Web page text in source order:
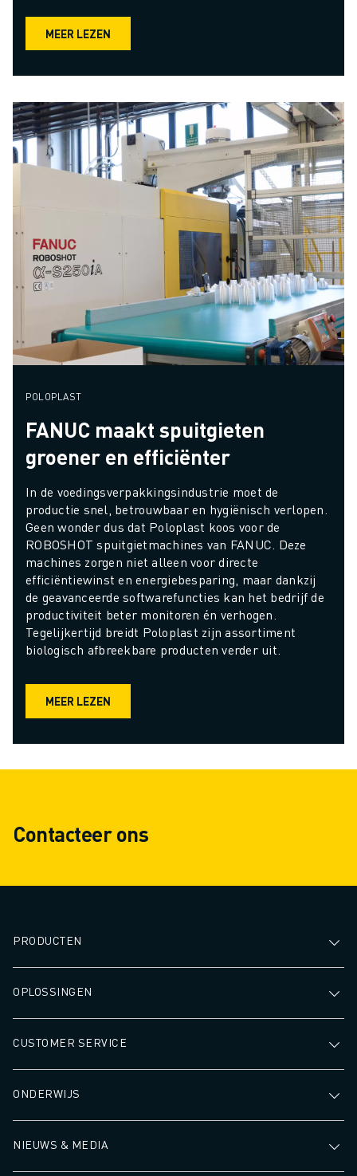
MEER LEZEN
POLOPLAST
FANUC maakt spuitgieten
groener en efficiënter
In de voedingsverpakkingsindustrie moet de
productie snel, betrouwbaar en hygiënisch verlopen.
Geen wonder dus dat Poloplast koos voor de
ROBOSHOT spuitgietmachines van FANUC. Deze
machines zorgen niet alleen voor directe
efficiëntiewinst en energiebesparing, maar dankzij
de geavanceerde softwarefuncties kan het bedrijf de
productiviteit beter monitoren én verhogen.
Tegelijkertijd breidt Poloplast zijn assortiment
biologisch afbreekbare producten verder uit.
MEER LEZEN
Contacteer ons
PRODUCTEN
OPLOSSINGEN
CUSTOMER SERVICE
ONDERWIJS
NIEUWS & MEDIA